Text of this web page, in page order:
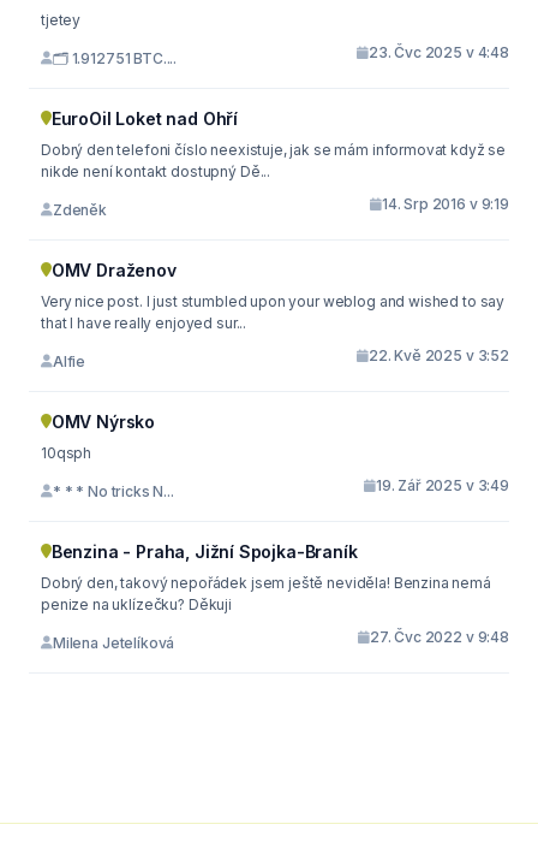
tjetey
🗂 1.912751 BTC.... 23. Čvc 2025 v 4:48
EuroOil Loket nad Ohří
Dobrý den telefoni číslo neexistuje, jak se mám informovat když se
nikde není kontakt dostupný Dě...
Zdeněk 14. Srp 2016 v 9:19
OMV Draženov
Very nice post. I just stumbled upon your weblog and wished to say
that I have really enjoyed sur...
Alfie 22. Kvě 2025 v 3:52
OMV Nýrsko
10qsph
* * * No tricks N... 19. Zář 2025 v 3:49
Benzina - Praha, Jižní Spojka-Braník
Dobrý den, takový nepořádek jsem ještě neviděla! Benzina nemá
penize na uklízečku? Děkuji
Milena Jetelíková 27. Čvc 2022 v 9:48